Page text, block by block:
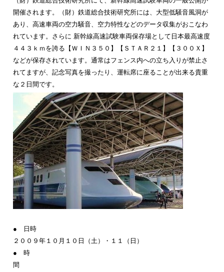
開催されます。（財）鉄道総合技術研究所には、大型低騒音風洞が
あり、高速車両の空力騒音、空力特性などのデータ収集がおこなわ
れています。さらに 新幹線高速試験車両保存場として日本最高速度
４４３ｋｍを誇る【ＷＩＮ３５０】【ＳＴＡＲ２１】【３００Ｘ】
などが保存されています。通常はフェンス内への立ち入りが禁止さ
れてますが、記念写真を撮ったり、運転席に座ることが出来る貴重
な２日間です。
● 日時
２００９年１０月１０日（土）・１１（日）
● 時